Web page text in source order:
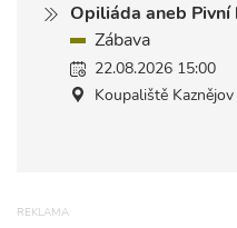
Opiliáda aneb
Zábava
22.08.2026 15:00
Koupaliště Kaznějov